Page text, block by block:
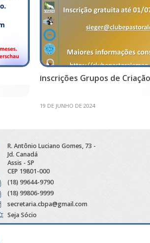
Inscrições Grupos de
19 DE JUNHO DE 2024
R. Antônio Luciano Gomes, 73 -
Jd. Canadá
Assis - SP
CEP 19801-000
(18) 99644-9790
(18) 99806-9999
secretaria.cbpa@gmail.com
Seja Sócio